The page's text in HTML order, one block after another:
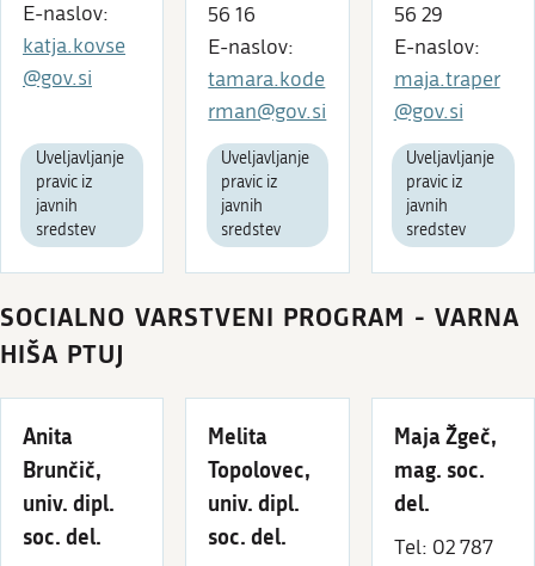
E-naslov:
katja.kovse
@gov.si
Uveljavljanje
pravic iz
javnih
sredstev
56 16
E-naslov:
tamara.kode
rman@gov.si
Uveljavljanje
pravic iz
javnih
sredstev
56 29
E-naslov:
maja.traper
@gov.si
Uveljavljanje
pravic iz
javnih
sredstev
SOCIALNO VARSTVENI PROGRAM - VARNA
HIŠA PTUJ
Anita
Brunčič,
univ. dipl.
soc. del.
Melita
Topolovec,
univ. dipl.
soc. del.
Maja Žgeč,
mag. soc.
del.
Tel: 02 787